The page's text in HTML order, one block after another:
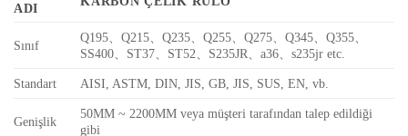
ADI
Sınıf
Q195、Q215、Q235、Q255、Q275、Q345、Q355、
SS400、ST37、ST52、S235JR、a36、s235jr etc.
Standart AISI, ASTM, DIN, JIS, GB, JIS, SUS, EN, vb.
Genişlik
50MM ~ 2200MM veya müşteri tarafından talep edildiği
gibi